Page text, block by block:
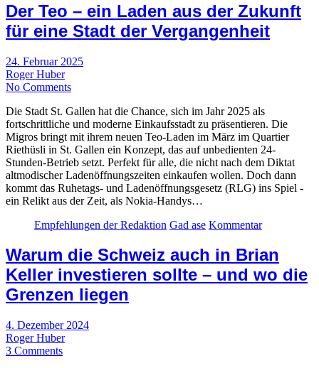
Der Teo – ein Laden aus der Zukunft
für eine Stadt der Vergangenheit
24. Februar 2025
Roger Huber
No Comments
Die Stadt St. Gallen hat die Chance, sich im Jahr 2025 als
fortschrittliche und moderne Einkaufsstadt zu präsentieren. Die
Migros bringt mit ihrem neuen Teo-Laden im März im Quartier
Riethüsli in St. Gallen ein Konzept, das auf unbedienten 24-
Stunden-Betrieb setzt. Perfekt für alle, die nicht nach dem Diktat
altmodischer Ladenöffnungszeiten einkaufen wollen. Doch dann
kommt das Ruhetags- und Ladenöffnungsgesetz (RLG) ins Spiel -
ein Relikt aus der Zeit, als Nokia-Handys…
Empfehlungen der Redaktion Gad ase Kommentar
Warum die Schweiz auch in Brian
Keller investieren sollte – und wo die
Grenzen liegen
4. Dezember 2024
Roger Huber
3 Comments